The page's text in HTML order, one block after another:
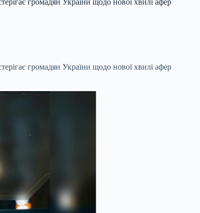
громадян України щодо нової хвилі афер
громадян України щодо нової хвилі афер